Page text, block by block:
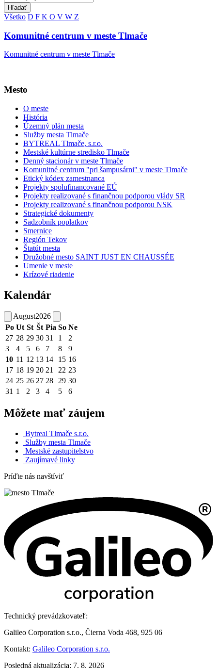
Hľadať
Všetko D F K O V W Z
Komunitné centrum v meste Tlmače
Komunitné centrum v meste Tlmače
Mesto
O meste
História
Územný plán mesta
Služby mesta Tlmače
BYTREAL Tlmače, s.r.o.
Mestské kultúrne stredisko Tlmače
Denný stacionár v meste Tlmače
Komunitné centrum "pri šampusárni" v meste Tlmače
Etický kódex zamestnanca
Projekty spolufinancované EÚ
Projekty realizované s finančnou podporou vlády SR
Projekty realizované s finančnou podporou NSK
Strategické dokumenty
Sadzobník poplatkov
Smernice
Región Tekov
Štatút mesta
Družobné mesto SAINT JUST EN CHAUSSÉE
Umenie v meste
Krízové riadenie
Kalendár
August2026
Po Ut St Št Pia So Ne
27 28 29 30 31 1
2
3
4 5 6 7 8
9
10 11 12 13 14 15 16
17 18 19 20 21 22 23
24 25 26 27 28 29 30
31 1 2 3 4 5 6
Môžete mať záujem
Bytreal Tlmače s.r.o.
Služby mesta Tlmače
Mestské zastupitelstvo
Zaujímavé linky
Príďte nás navštíviť
Technický prevádzkovateľ:
Galileo Corporation s.r.o., Čierna Voda 468, 925 06
Kontakt: Galileo Corporation s.r.o.
Posledná aktualizácia: 7. 8. 2026